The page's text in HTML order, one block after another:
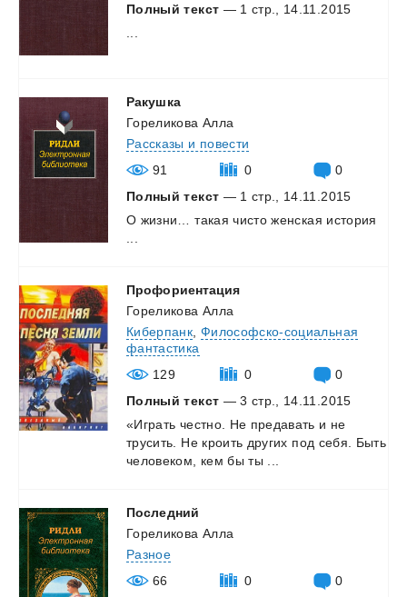
Полный текст — 1 стр., 14.11.2015
Ракушка
Гореликова Алла
Рассказы и повести
91
0
0
Полный текст — 1 стр., 14.11.2015
О жизни… такая чисто женская история
Профориентация
Гореликова Алла
Киберпанк Философско-социальная
фантастика
129
0
0
Полный текст — 3 стр., 14.11.2015
«Играть честно. Не предавать и не
трусить.
Не кроить других под себя.
Быть
человеком,
кем бы ты
Последний
Гореликова Алла
Разное
66
0
0